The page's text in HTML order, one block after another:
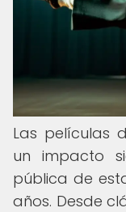
Las películas
un impacto
pública de
años. Desde